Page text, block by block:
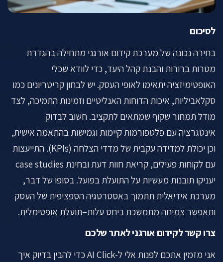
לסיכום
בחירה נכונה של מערכת קידום אורגני מתחילה בהגדרת
מטרות ברורות והבנת קהל היעד, כדי לוודא שכלי
האופטימיזציה יתאימו לאופי העסק. יש לבחון קריטריונים כמו
סקלאביליות, איכות הדוחות האנליטיים וזמינות התמיכה, לצד
מודל תמחור שקוף שמתאים לתקציב. חשוב לבדוק
אינטגרציה עם פלטפורמות קיימות וגמישות בהתאמה אישית,
וכן יכולת למדידה עקבית של מדדי הצלחה (KPIs). התייעצות
עם לקוחות פעילים, קריאת חוות דעת ובחינת case studies
יעניקו תובנות מעשיות על התועלת בפועל. בסופו של דבר,
מערכת אידיאלית תתמוך באסטרטגיה הספציפית של העסק
ותאפשר צמיחה מתמשכת ביחס עלות–תועלת אופטימלית.
צרו קשר לקידום אורגני לאתר שלכם
אני מזמין אתכם לפנות אלי ל-AI Click כדי להבין בדיוק איך